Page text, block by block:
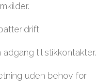
adgang til stikkontakter.
uden behov for